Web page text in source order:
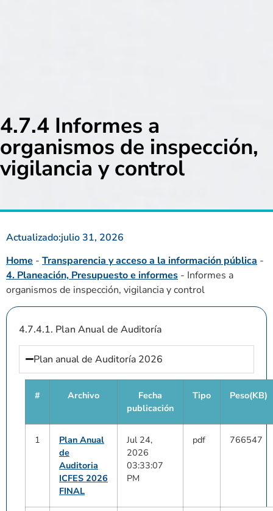
4.7.4 Informes a
organismos de inspección,
vigilancia y control
Actualizado:julio 31, 2026
Home - Transparencia y acceso a la información pública -
4. Planeación, Presupuesto e informes - Informes a
organismos de inspección, vigilancia y control
4.7.4.1. Plan Anual de Auditoría
Plan anual de Auditoría 2026
# Archivo
Fecha
publicación
Tipo Peso(KB)
1
Plan Anual
de
Auditoria
ICFES 2026
FINAL
Jul 24,
2026
03:33:07
PM
pdf 766547